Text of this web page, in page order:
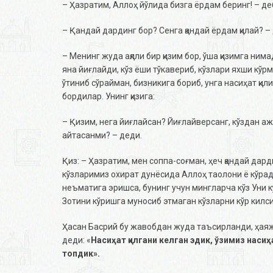
– Ҳазратим, Аллоҳ йўлида бизга ёрдам беринг! –
– Қандай дардинг бор? Сенга қандай ёрдам
– Менинг жуда ақлли бир қизим бор, ўша қизимга
яна йиғлайди, кўз ёши тўкавериб, кўзлари яхши
ўтиниб сўрайман, бизникига бориб, унга насиҳат
бордилар. Унинг қизига:
– Қизим, нега йиғлайсан? Йиғлайверсанг, кўздан
айтасанми? – деди.
Қиз: – Ҳазратим, мен соппа-соғман, ҳеч қандай
кўзларимиз охират дунёсида Аллоҳ таолони ё
неъматига эришса, бунинг учун мингларча кўз Уни
Зотини кўришга муносиб этмаган кўзларни кўр
Ҳасан Басрий бу жавобдан жуда таъсирланди,
деди: « Насиҳат қилгани келган эдик, ўзимиз
топдик».